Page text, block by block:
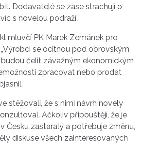
Dodavatelé se zase strachují o
s novelou podraží.
mluvčí PK Marek Zemánek pro
„Výrobci se ocitnou pod obrovským
čelit závažným ekonomickým
zpracovat nebo prodat
stěžovali, že s nimi návrh novely
Ačkoliv připouštějí, že je
Česku zastaralý a potřebuje změnu,
diskuse všech zainteresovaných